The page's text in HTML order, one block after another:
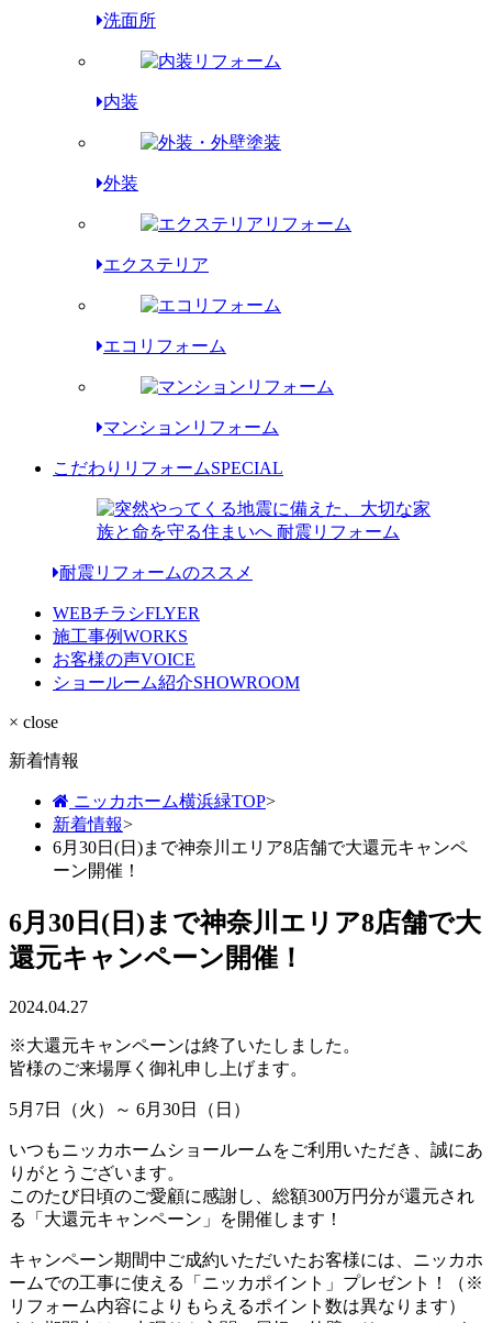
洗面所
内装
外装
エクステリア
エコリフォーム
マンションリフォーム
こだわりリフォームSPECIAL
耐震リフォームのススメ
WEBチラシFLYER
施工事例WORKS
お客様の声VOICE
ショールーム紹介SHOWROOM
× close
新着情報
ニッカホーム横浜緑TOP>
新着情報>
6月30日(日)まで神奈川エリア8店舗で大還元キャンペ
ーン開催！
6月30日(日)まで神奈川エリア8店舗で大
還元キャンペーン開催！
2024.04.27
※大還元キャンペーンは終了いたしました。
皆様のご来場厚く御礼申し上げます。
5月7日（火）～ 6月30日 （日）
いつもニッカホームショールームをご利用いただき、誠にあ
りがとうございます。
このたび日頃のご愛顧に感謝し、総額300万円分が還元され
る「大還元キャンペーン」を開催します！
キャンペーン期間中ご成約いただいたお客様には、ニッカホ
ームでの工事に使える「ニッカポイント」プレゼント！（※
リフォーム内容によりもらえるポイント数は異なります）